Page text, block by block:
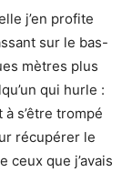
j’en profite
sur le bas-
mètres plus
qui hurle :
s’être trompé
récupérer le
que j’avais